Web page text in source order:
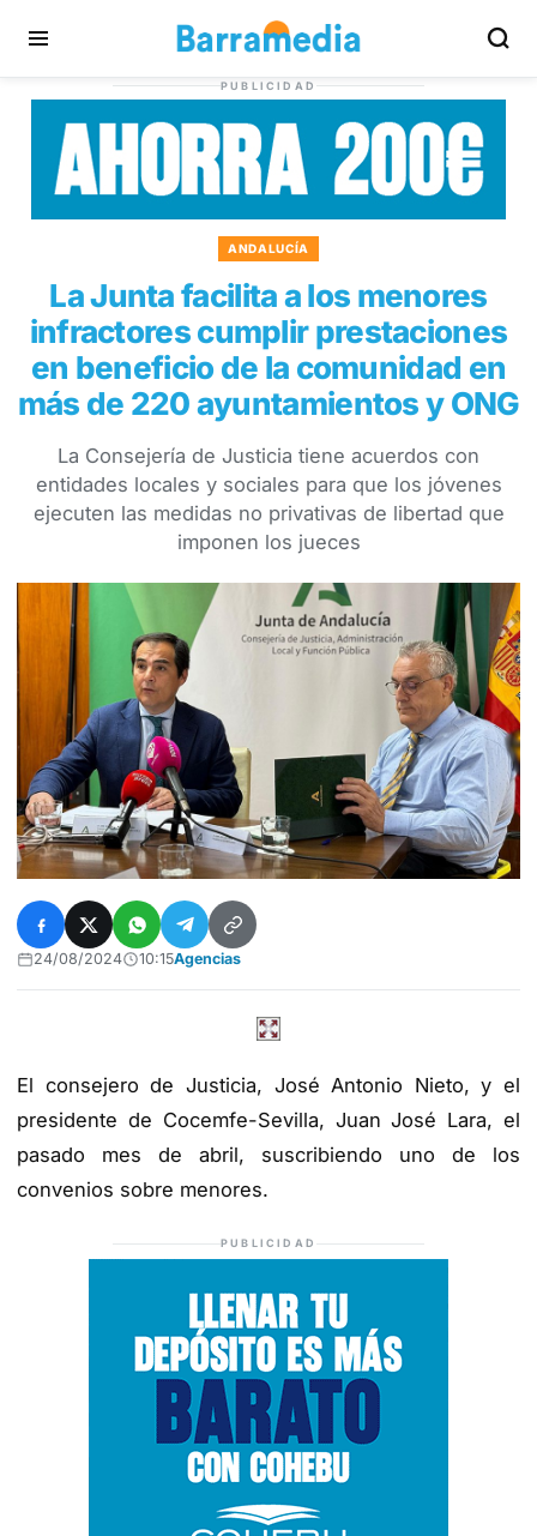
PUBLICIDAD
ANDALUCÍA
La Junta facilita a los menores
infractores cumplir prestaciones
en beneficio de la comunidad en
más de 220 ayuntamientos y ONG
La Consejería de Justicia tiene acuerdos con
entidades locales y sociales para que los jóvenes
ejecuten las medidas no privativas de libertad que
imponen los jueces
24/08/2024 10:15Agencias
El consejero de Justicia, José Antonio Nieto, y el
presidente de Cocemfe-Sevilla, Juan José Lara, el
pasado mes de abril, suscribiendo uno de los
convenios sobre menores.
PUBLICIDAD